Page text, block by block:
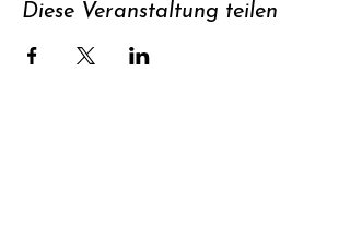
Diese Veranstaltung teilen